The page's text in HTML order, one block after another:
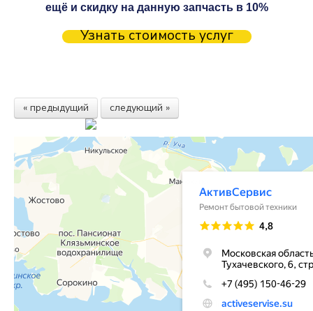
ещё и скидку на данную запчасть в 10%
Узнать стоимость услуг
« предыдущий следующий »